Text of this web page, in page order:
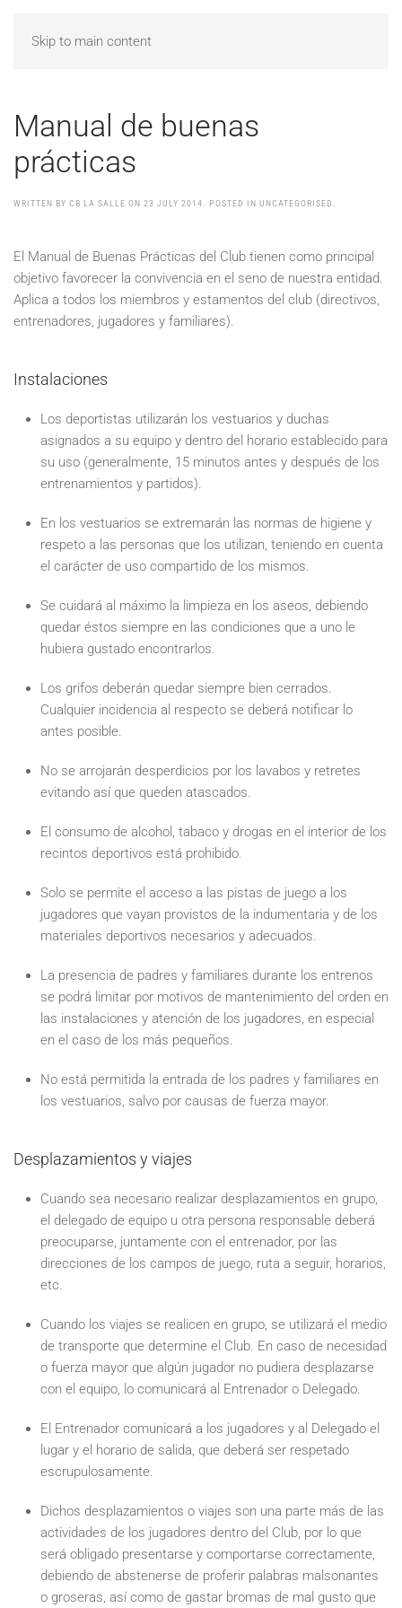
Skip to main content
Manual de buenas
prácticas
WRITTEN BY CB LA SALLE ON 23 JULY 2014 . POSTED IN UNCATEGORISED.
El Manual de Buenas Prácticas del Club tienen como principal
objetivo favorecer la convivencia en el seno de nuestra entidad.
Aplica a todos los miembros y estamentos del club (directivos,
entrenadores, jugadores y familiares).
Instalaciones
Los deportistas utilizarán los vestuarios y duchas
asignados a su equipo y dentro del horario establecido para
su uso (generalmente, 15 minutos antes y después de los
entrenamientos y partidos).
En los vestuarios se extremarán las normas de higiene y
respeto a las personas que los utilizan, teniendo en cuenta
el carácter de uso compartido de los mismos.
Se cuidará al máximo la limpieza en los aseos, debiendo
quedar éstos siempre en las condiciones que a uno le
hubiera gustado encontrarlos.
Los grifos deberán quedar siempre bien cerrados.
Cualquier incidencia al respecto se deberá notificar lo
antes posible.
No se arrojarán desperdicios por los lavabos y retretes
evitando así que queden atascados.
El consumo de alcohol, tabaco y drogas en el interior de los
recintos deportivos está prohibido.
Solo se permite el acceso a las pistas de juego a los
jugadores que vayan provistos de la indumentaria y de los
materiales deportivos necesarios y adecuados.
La presencia de padres y familiares durante los entrenos
se podrá limitar por motivos de mantenimiento del orden en
las instalaciones y atención de los jugadores, en especial
en el caso de los más pequeños.
No está permitida la entrada de los padres y familiares en
los vestuarios, salvo por causas de fuerza mayor.
Desplazamientos y viajes
Cuando sea necesario realizar desplazamientos en grupo,
el delegado de equipo u otra persona responsable deberá
preocuparse, juntamente con el entrenador, por las
direcciones de los campos de juego, ruta a seguir, horarios,
etc.
Cuando los viajes se realicen en grupo, se utilizará el medio
de transporte que determine el Club. En caso de necesidad
o fuerza mayor que algún jugador no pudiera desplazarse
con el equipo, lo comunicará al Entrenador o Delegado.
El Entrenador comunicará a los jugadores y al Delegado el
lugar y el horario de salida, que deberá ser respetado
escrupulosamente.
Dichos desplazamientos o viajes son una parte más de las
actividades de los jugadores dentro del Club, por lo que
será obligado presentarse y comportarse correctamente,
debiendo de abstenerse de proferir palabras malsonantes
o groseras, así como de gastar bromas de mal gusto que